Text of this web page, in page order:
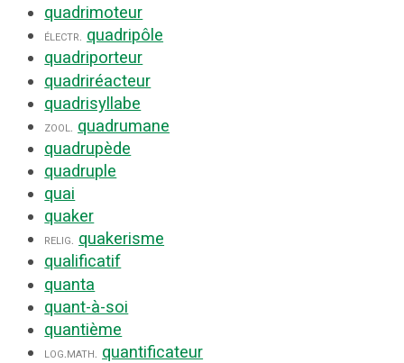
quadrimoteur
électr. quadripôle
quadriporteur
quadriréacteur
quadrisyllabe
zool.
quadrumane
quadrupède
quadruple
quai
quaker
relig. quakerisme
qualificatif
quanta
quant-à-soi
quantième
log.math. quantificateur